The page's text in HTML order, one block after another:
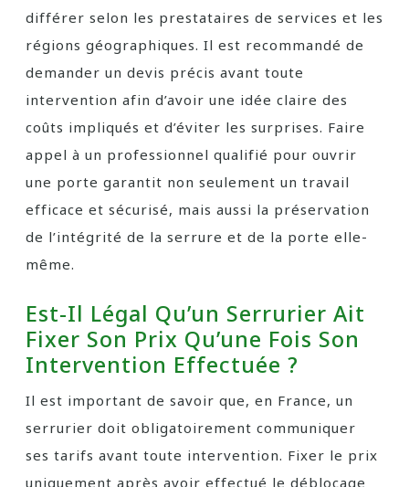
différer selon les prestataires de services et les
régions géographiques. Il est recommandé de
demander un devis précis avant toute
intervention afin d’avoir une idée claire des
coûts impliqués et d’éviter les surprises. Faire
appel à un professionnel qualifié pour ouvrir
une porte garantit non seulement un travail
efficace et sécurisé, mais aussi la préservation
de l’intégrité de la serrure et de la porte elle-
même.
Est-Il Légal Qu’un Serrurier Ait
Fixer Son Prix Qu’une Fois Son
Intervention Effectuée ?
Il est important de savoir que, en France, un
serrurier doit obligatoirement communiquer
ses tarifs avant toute intervention. Fixer le prix
uniquement après avoir effectué le déblocage